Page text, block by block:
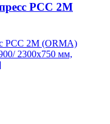
PCC 2M
2300х750 мм,